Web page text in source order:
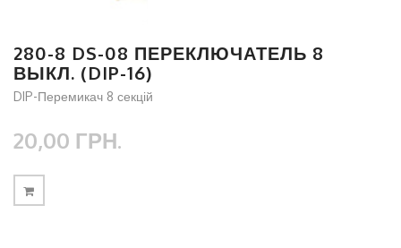
280-8 DS-08 ПЕРЕКЛЮЧАТЕЛЬ 8
ВЫКЛ. (DIP-16)
DIP-Перемикач 8 секцій
20,00 ГРН.